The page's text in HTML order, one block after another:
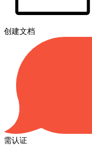
创建文档
需认证